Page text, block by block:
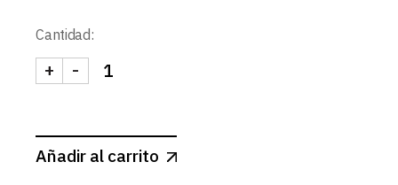
Cantidad:
FOCO CARRIL BLANCO MATE 15∅ LED COB
-
+
Añadir al carrito